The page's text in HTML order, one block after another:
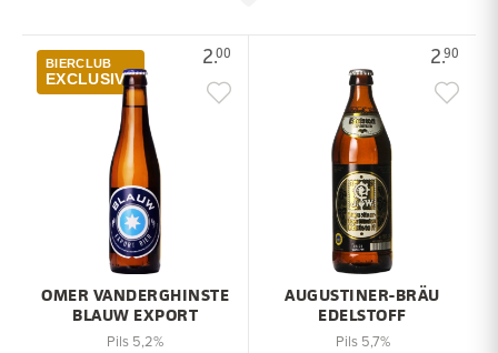
2.00
BIERCLUB
EXCLUSIVE
OMER VANDERGHINSTE
BLAUW EXPORT
Pils 5,2%
2.90
AUGUSTINER-BRÄU
EDELSTOFF
Pils 5,7%